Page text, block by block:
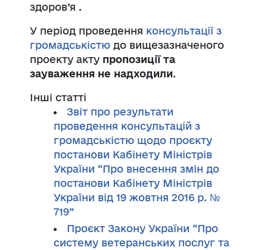
здоров’я .
У період проведення консультації з
громадськістю до вищезазначеного
проекту акту пропозиції та
зауваження не надходили.
Інші статті
Звіт про результати
проведення консультацій з
громадськістю щодо проєкту
постанови Кабінету Міністрів
України “Про внесення змін до
постанови Кабінету Міністрів
України від 19 жовтня 2016 р. №
719”
Проєкт Закону України “Про
систему ветеранських послуг та